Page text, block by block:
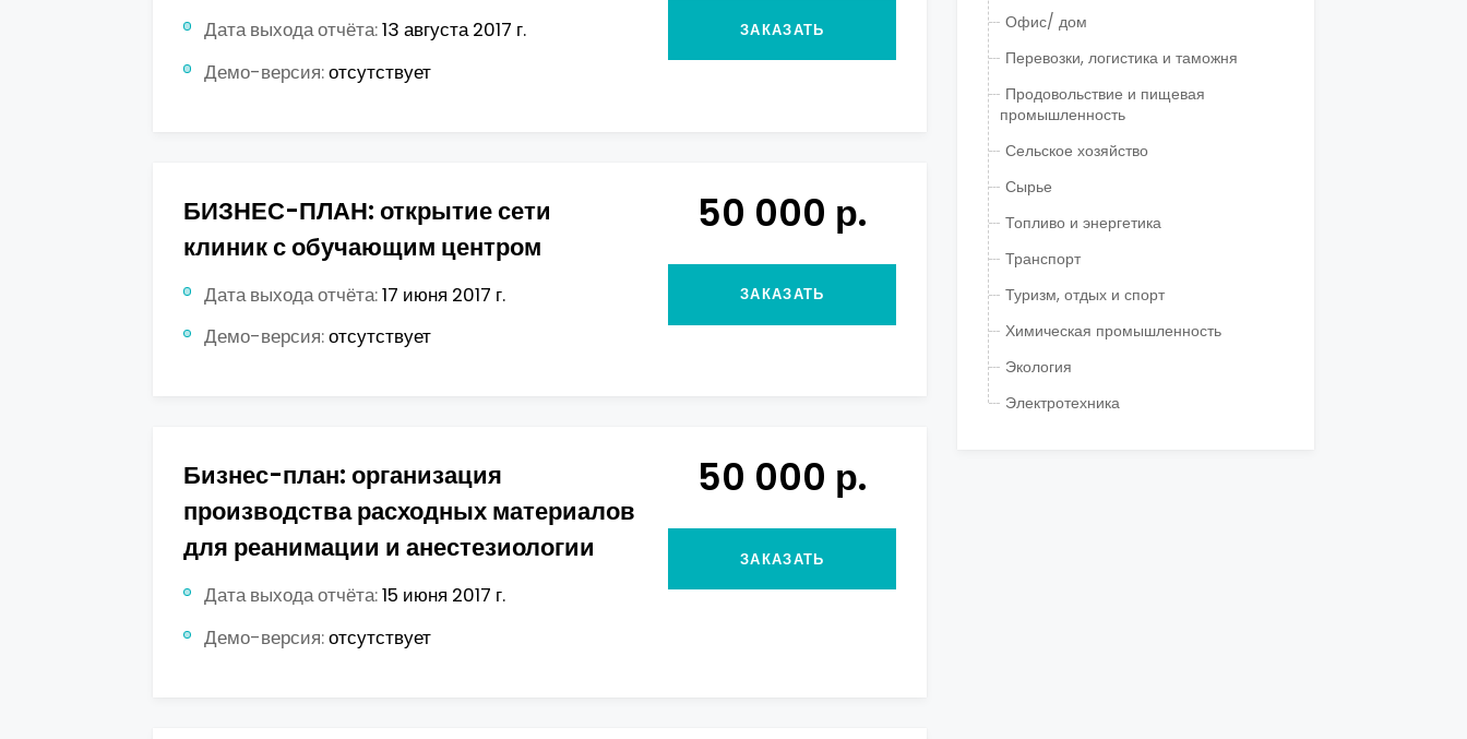
Дата выхода отчёта:13 августа 2017 г.
Демо-версия:отсутствует
ЗАКАЗАТЬ
БИЗНЕС-ПЛАН: открытие сети
клиник с обучающим центром
Дата выхода отчёта:17 июня 2017 г.
Демо-версия:отсутствует
50 000 р.
ЗАКАЗАТЬ
Бизнес-план: организация
производства расходных материалов
для реанимации и анестезиологии
Дата выхода отчёта:15 июня 2017 г.
Демо-версия:отсутствует
50 000 р.
ЗАКАЗАТЬ
Офис/ дом
Перевозки, логистика и таможня
Продовольствие и пищевая
промышленность
Сельское хозяйство
Сырье
Топливо и энергетика
Транспорт
Туризм, отдых и спорт
Химическая промышленность
Экология
Электротехника